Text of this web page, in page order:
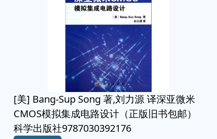
[美] Bang-Sup Song 著,刘力源 译深亚微米
CMOS模拟集成电路设计（正版旧书包邮）
科学出版社9787030392176